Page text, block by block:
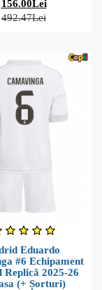
156.00Lei
492.47Lei
Eduardo
#6 Echipament
Replică 2025-26
(+ Șorturi)